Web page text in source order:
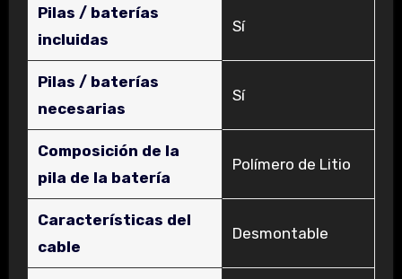
Pilas / baterías
incluidas
‎Sí
Pilas / baterías
necesarias
‎Sí
Composición de la
pila de la batería
‎Polímero de Litio
Características del
cable
‎Desmontable